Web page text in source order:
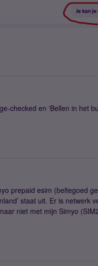
checked en ‘Bellen in het
prepaid esim (beltegoed
staat uit. Er is netwerk
niet met mijn Simyo